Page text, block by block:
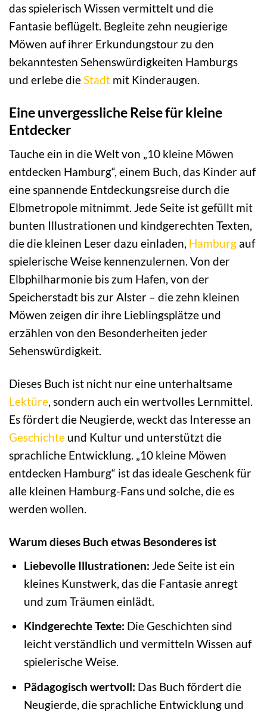
das spielerisch Wissen vermittelt und die
Fantasie beflügelt. Begleite zehn neugierige
Möwen auf ihrer Erkundungstour zu den
bekanntesten Sehenswürdigkeiten Hamburgs
und erlebe die Stadt mit Kinderaugen.
Eine unvergessliche Reise für kleine
Entdecker
Tauche ein in die Welt von „10 kleine Möwen
entdecken Hamburg“, einem Buch, das Kinder auf
eine spannende Entdeckungsreise durch die
Elbmetropole mitnimmt. Jede Seite ist gefüllt mit
bunten Illustrationen und kindgerechten Texten,
die die kleinen Leser dazu einladen, Hamburg auf
spielerische Weise kennenzulernen. Von der
Elbphilharmonie bis zum Hafen, von der
Speicherstadt bis zur Alster – die zehn kleinen
Möwen zeigen dir ihre Lieblingsplätze und
erzählen von den Besonderheiten jeder
Sehenswürdigkeit.
Dieses Buch ist nicht nur eine unterhaltsame
Lektüre, sondern auch ein wertvolles Lernmittel.
Es fördert die Neugierde, weckt das Interesse an
Geschichte und Kultur und unterstützt die
sprachliche Entwicklung. „10 kleine Möwen
entdecken Hamburg“ ist das ideale Geschenk für
alle kleinen Hamburg-Fans und solche, die es
werden wollen.
Warum dieses Buch etwas Besonderes ist
Liebevolle Illustrationen: Jede Seite ist ein
kleines Kunstwerk, das die Fantasie anregt
und zum Träumen einlädt.
Kindgerechte Texte: Die Geschichten sind
leicht verständlich und vermitteln Wissen auf
spielerische Weise.
Pädagogisch wertvoll: Das Buch fördert die
Neugierde, die sprachliche Entwicklung und